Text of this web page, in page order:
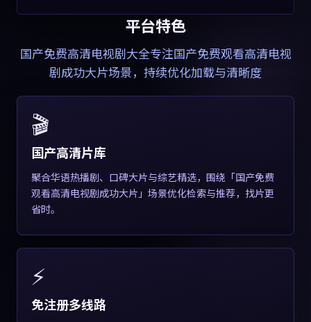
平台特色
国产免费高清电视剧大全专注国产免费观看高清电视
剧成功大片场景，持续优化加载与清晰度
🎬
国产高清片库
聚合华语热播剧、口碑大片与综艺精选，围绕「国产免费
观看高清电视剧成功大片」场景优化检索与推荐，找片更
省时。
⚡
免注册多线路